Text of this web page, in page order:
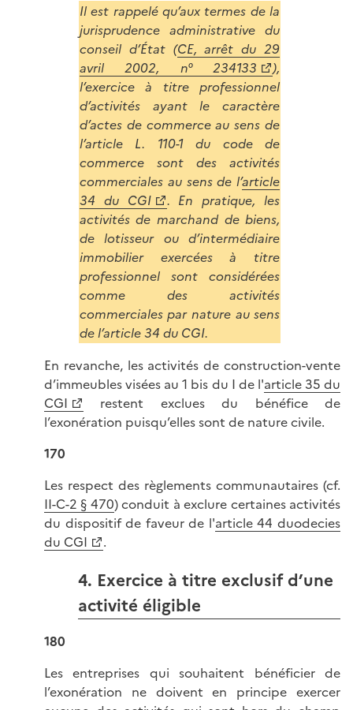
Il est rappelé qu’aux termes de la
jurisprudence administrative du
conseil d’État (CE, arrêt du 29
avril 2002, n° 234133
),
l’exercice à titre professionnel
d’activités ayant le caractère
d’actes de commerce au sens de
l’article L. 110-1 du code de
commerce sont des activités
commerciales au sens de l’article
34 du CGI
. En pratique, les
activités de marchand de biens,
de lotisseur ou d’intermédiaire
immobilier exercées à titre
professionnel sont considérées
comme des activités
commerciales par nature au sens
de l’article 34 du CGI.
En revanche, les activités de construction-vente
d’immeubles visées au 1 bis du I de l'article 35 du
CGI
restent exclues du bénéfice de
l’exonération puisqu’elles sont de nature civile.
170
Les respect des règlements communautaires (cf.
II-C-2 § 470) conduit à exclure certaines activités
du dispositif de faveur de l'article 44 duodecies
du CGI
.
4. Exercice à titre exclusif d’une
activité éligible
180
Les entreprises qui souhaitent bénéficier de
l’exonération ne doivent en principe exercer